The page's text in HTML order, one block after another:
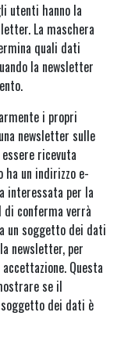
utenti hanno la
La maschera
quali dati
la newsletter
i propri
newsletter sulle
ricevuta
un indirizzo e-
interessata per la
di conferma verrà
un soggetto dei dati
newsletter, per
Questa
se il
dei dati è